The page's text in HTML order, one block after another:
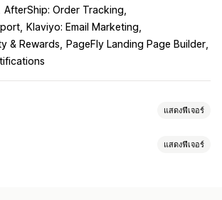
AfterShip: Order Tracking
Klaviyo: Email Marketing
& Rewards
PageFly Landing Page Builder
แสดงฟีเจอร์
แสดงฟีเจอร์